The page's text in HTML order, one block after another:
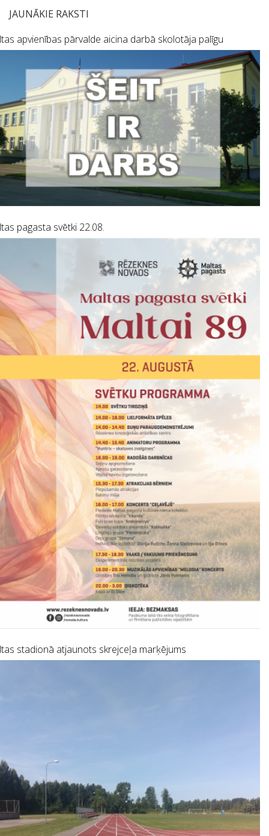
JAUNĀKIE RAKSTI
apvienības pārvalde aicina darbā skolotāja palīgu
pagasta svētki 22.08.
stadionā atjaunots skrejceļa marķējums